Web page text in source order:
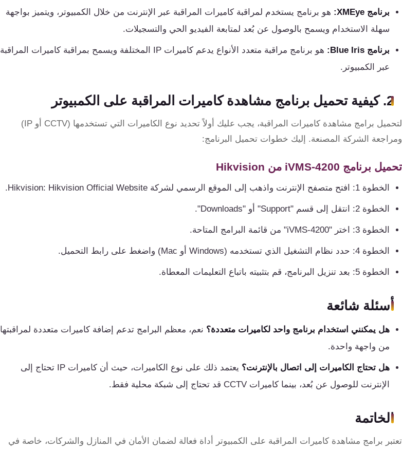
برنامج XMEye:
هو برنامج يستخدم لمراقبة كاميرات المراقبة عبر الإنترنت من خلال الكمبيوتر، ويتميز بواجهة
سهلة الاستخدام ويسمح بالوصول عن بُعد لمتابعة الفيديو الحي والتسجيلات.
برنامج Blue Iris:
هو برنامج مراقبة متعدد الأنواع يدعم كاميرات IP المختلفة ويسمح بمراقبة كاميرات المراقبة
عبر الكمبيوتر.
2. كيفية تحميل برنامج مشاهدة كاميرات المراقبة على الكمبيوتر
لتحميل برامج مشاهدة كاميرات المراقبة، يجب عليك أولاً تحديد نوع الكاميرات التي تستخدمها (CCTV أو IP)
ومراجعة الشركة المصنعة. إليك خطوات تحميل البرنامج:
تحميل برنامج iVMS-4200 من Hikvision
الخطوة 1: افتح متصفح الإنترنت واذهب إلى الموقع الرسمي لشركة Hikvision: Hikvision Official Website.
الخطوة 2: انتقل إلى قسم "Support" أو "Downloads".
الخطوة 3: اختر "iVMS-4200" من قائمة البرامج المتاحة.
الخطوة 4: حدد نظام التشغيل الذي تستخدمه (Windows أو Mac) واضغط على رابط التحميل.
الخطوة 5: بعد تنزيل البرنامج، قم بتثبيته باتباع التعليمات المعطاة.
أسئلة شائعة
هل يمكنني استخدام برنامج واحد لكاميرات متعددة؟ نعم، معظم البرامج تدعم إضافة كاميرات متعددة لمراقبتها
من واجهة واحدة.
هل تحتاج الكاميرات إلى اتصال بالإنترنت؟
يعتمد ذلك على نوع الكاميرات، حيث أن كاميرات IP تحتاج إلى
الإنترنت للوصول عن بُعد، بينما كاميرات CCTV قد تحتاج إلى شبكة محلية فقط.
الخاتمة
تعتبر برامج مشاهدة كاميرات المراقبة على الكمبيوتر أداة فعالة لضمان الأمان في المنازل والشركات، خاصة في
أكسيس
كنترول